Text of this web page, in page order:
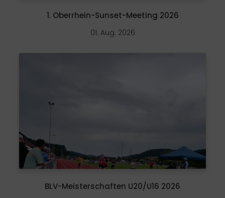
1. Oberrhein-Sunset-Meeting 2026
01. Aug. 2026
BLV-Meisterschaften U20/U16 2026